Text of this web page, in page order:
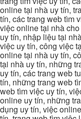
online tại nhà uy tín,
tín, các trang web tìm
việc online tại nhà
uy tín, nhập liệu tại
việc uy tín, công việc
online tại nhà uy tín,
tại nhà uy tín, những
uy tín, các trang web
tín, những trang web
web tìm việc uy tín,
online uy tín, những
dụng uy tín, việc